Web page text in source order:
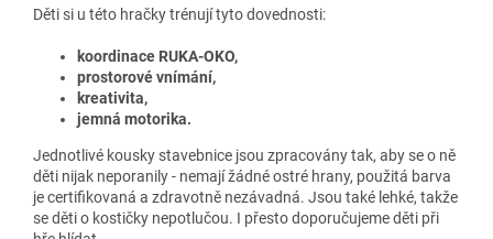
Děti si u této hračky trénují tyto dovednosti:
koordinace RUKA-OKO,
prostorové vnímání,
kreativita,
jemná motorika.
Jednotlivé kousky stavebnice jsou zpracovány tak, aby se o ně
děti nijak neporanily - nemají žádné ostré hrany, použitá barva
je certifikovaná a zdravotně nezávadná. Jsou také lehké, takže
se děti o kostičky nepotlučou. I přesto doporučujeme děti při